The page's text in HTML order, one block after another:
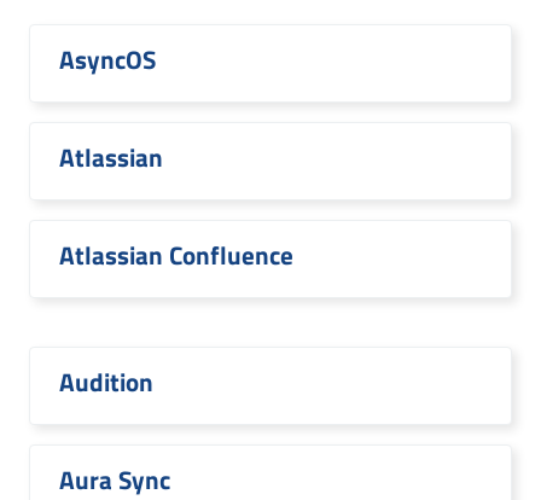
AsyncOS
Atlassian
Atlassian Confluence
Audition
Aura Sync